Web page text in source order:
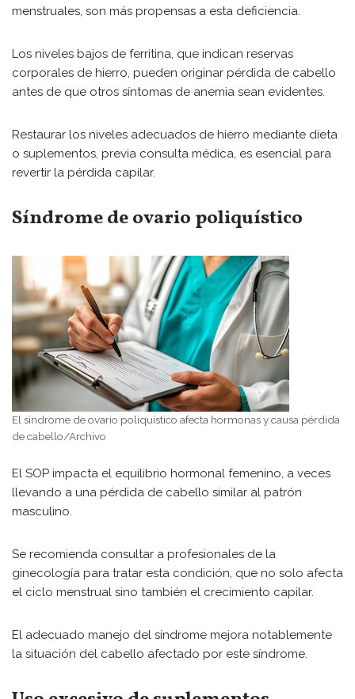
menstruales, son más propensas a esta deficiencia.
Los niveles bajos de ferritina, que indican reservas
corporales de hierro, pueden originar pérdida de cabello
antes de que otros síntomas de anemia sean evidentes.
Restaurar los niveles adecuados de hierro mediante dieta
o suplementos, previa consulta médica, es esencial para
revertir la pérdida capilar.
Síndrome de ovario poliquístico
El síndrome de ovario poliquístico afecta hormonas y causa pérdida
de cabello/Archivo
El SOP impacta el equilibrio hormonal femenino, a veces
llevando a una pérdida de cabello similar al patrón
masculino.
Se recomienda consultar a profesionales de la
ginecología para tratar esta condición, que no solo afecta
el ciclo menstrual sino también el crecimiento capilar.
El adecuado manejo del síndrome mejora notablemente
la situación del cabello afectado por este síndrome.